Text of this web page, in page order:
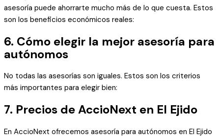
asesoría puede ahorrarte mucho más de lo que cuesta. Estos
son los beneficios económicos reales:
6. Cómo elegir la mejor asesoría para
autónomos
No todas las asesorías son iguales. Estos son los criterios
más importantes para elegir bien:
7. Precios de AccioNext en El Ejido
En AccioNext ofrecemos asesoría para autónomos en El Ejido